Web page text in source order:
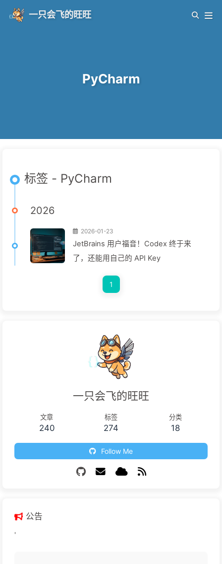
一只会飞的旺旺
PyCharm
标签 - PyCharm
2026
2026-01-23
JetBrains 用户福音！Codex 终于来
了，还能用自己的 API Key
1
一只会飞的旺旺
文章
240
标签
274
分类
18
Follow Me
公告
'